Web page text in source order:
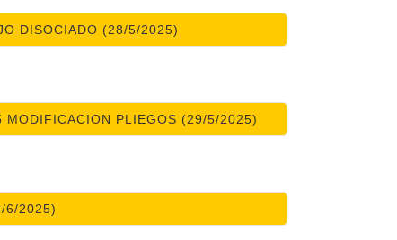
DISOCIADO (28/5/2025)
MODIFICACION PLIEGOS (29/5/2025)
6/2025)